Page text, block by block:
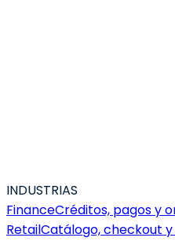
INDUSTRIAS
FinanceCréditos, pagos y
RetailCatálogo, checkout